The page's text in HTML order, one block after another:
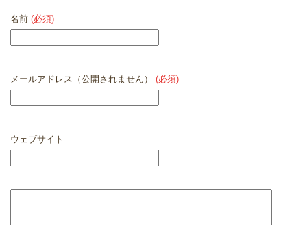
名前 (必須)
メールアドレス（公開されません） (必須)
ウェブサイト